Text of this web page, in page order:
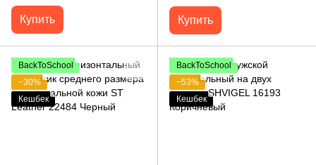
Купить Купить
BackToSchool
−30%
Кешбек
BackToSchool
−53%
Кешбек